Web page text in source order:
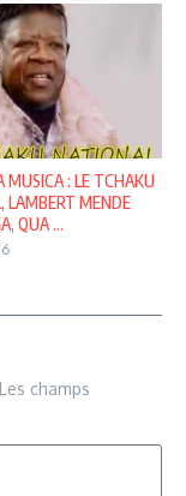
MUSICA : LE TCHAKU
LAMBERT MENDE
QUA ...
Les champs